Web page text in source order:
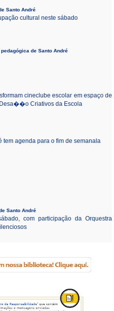
Santo André
cultural neste sábado
de Santo André
cineclube escolar em espaço de
Criativos da Escola
tem agenda para o fim de semanala
Santo André
com participação da Orquestra